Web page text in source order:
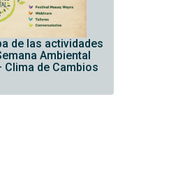
de las actividades
Ambiental
Clima de Cambios